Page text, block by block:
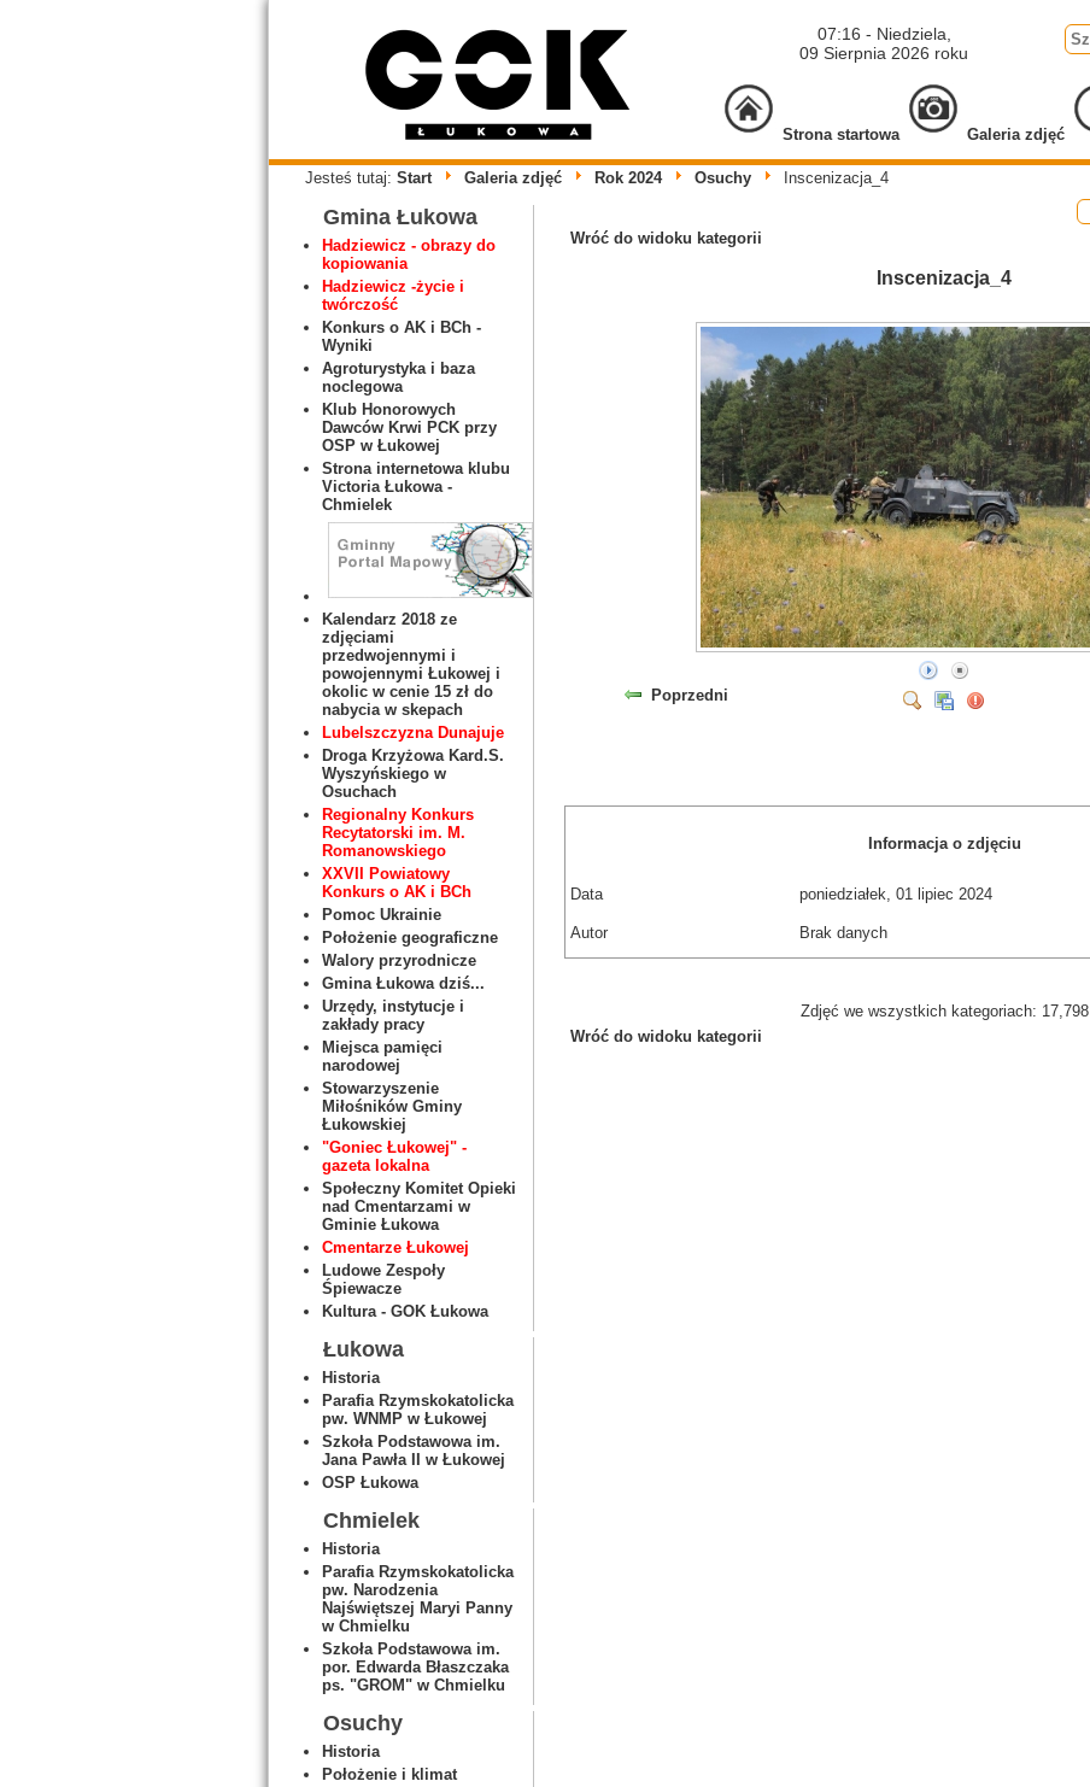
07:16 - Niedziela,
09 Sierpnia 2026 roku
Galeria zdjęć
Strona startowa
Jesteś tutaj: Start Galeria zdjęć Rok 2024 Osuchy Inscenizacja_4
Gmina Łukowa
Hadziewicz - obrazy do
kopiowania
Hadziewicz -życie i
twórczość
Konkurs o AK i BCh -
Wyniki
Agroturystyka i baza
noclegowa
Klub Honorowych
Dawców Krwi PCK przy
OSP w Łukowej
Strona internetowa klubu
Victoria Łukowa -
Chmielek
Kalendarz 2018 ze
zdjęciami
przedwojennymi i
powojennymi Łukowej i
okolic w cenie 15 zł do
nabycia w skepach
Lubelszczyzna Dunajuje
Droga Krzyżowa Kard.S.
Wyszyńskiego w
Osuchach
Regionalny Konkurs
Recytatorski im. M.
Romanowskiego
XXVII Powiatowy
Konkurs o AK i BCh
Pomoc Ukrainie
Położenie geograficzne
Walory przyrodnicze
Gmina Łukowa dziś...
Urzędy, instytucje i
zakłady pracy
Miejsca pamięci
narodowej
Stowarzyszenie
Miłośników Gminy
Łukowskiej
"Goniec Łukowej" -
gazeta lokalna
Społeczny Komitet Opieki
nad Cmentarzami w
Gminie Łukowa
Cmentarze Łukowej
Ludowe Zespoły
Śpiewacze
Kultura - GOK Łukowa
Łukowa
Historia
Parafia Rzymskokatolicka
pw. WNMP w Łukowej
Szkoła Podstawowa im.
Jana Pawła II w Łukowej
OSP Łukowa
Chmielek
Historia
Parafia Rzymskokatolicka
pw. Narodzenia
Najświętszej Maryi Panny
w Chmielku
Szkoła Podstawowa im.
por. Edwarda Błaszczaka
ps. "GROM" w Chmielku
Osuchy
Historia
Położenie i klimat
Wróć do widoku kategorii
Inscenizacja_4
Poprzedni
Informacja o zdjęciu
Data poniedziałek, 01 lipiec 2024
Autor Brak danych
Zdjęć we wszystkich kategoriach: 17,798
Wróć do widoku kategorii